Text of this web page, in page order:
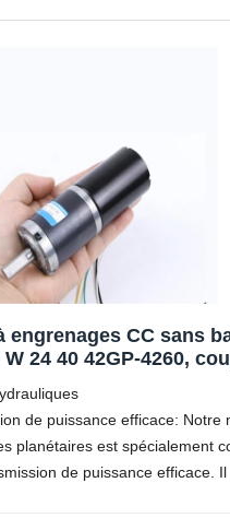
engrenages CC sans
W 24 40 42GP-4260,
rotation dans le
et antihoraire(12V
motor,263RPM)
de puissance efficace: Notre
planétaires est spécialement
de puissance efficace. Il